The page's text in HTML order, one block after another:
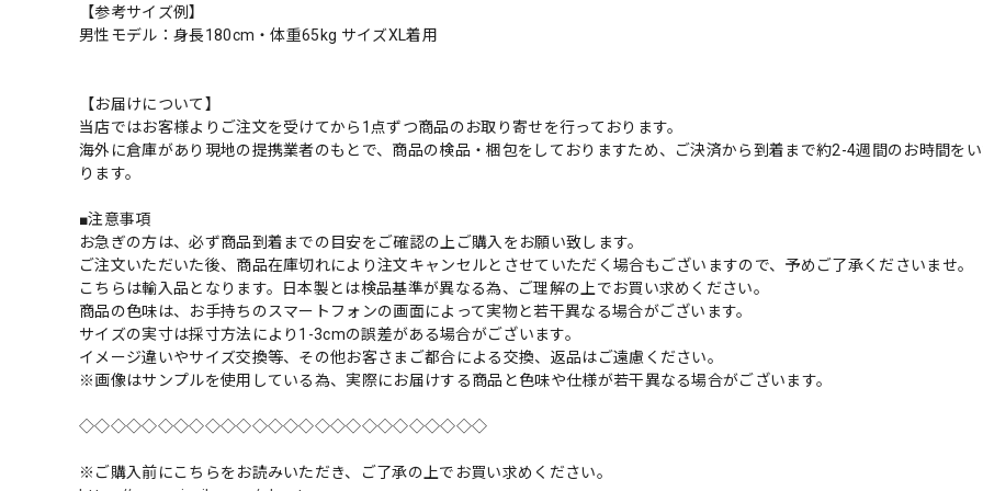
【参考サイズ例】
男性モデル：身長180cm・体重65kg サイズXL着用
【お届けについて】
当店ではお客様よりご注文を受けてから1点ずつ商品のお取り寄せを行っております。
海外に倉庫があり現地の提携業者のもとで、商品の検品・梱包をしておりますため、ご決済から到着まで約2-4週間のお時間を
ります。
■注意事項
お急ぎの方は、必ず商品到着までの目安をご確認の上ご購入をお願い致します。
ご注文いただいた後、商品在庫切れにより注文キャンセルとさせていただく場合もございますので、予めご了承くださいませ。
こちらは輸入品となります。日本製とは検品基準が異なる為、ご理解の上でお買い求めください。
商品の色味は、お手持ちのスマートフォンの画面によって実物と若干異なる場合がございます。
サイズの実寸は採寸方法により1-3cmの誤差がある場合がございます。
イメージ違いやサイズ交換等、その他お客さまご都合による交換、返品はご遠慮ください。
※画像はサンプルを使用している為、実際にお届けする商品と色味や仕様が若干異なる場合がございます。
◇◇◇◇◇◇◇◇◇◇◇◇◇◇◇◇◇◇◇◇◇◇◇◇◇◇
※ご購入前にこちらをお読みいただき、ご了承の上でお買い求めください。